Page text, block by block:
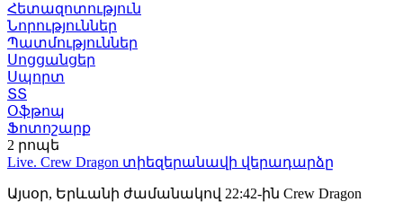
Հետազոտություն
Նորություններ
Պատմություններ
Սոցցանցեր
Սպորտ
ՏՏ
Օֆթոպ
Ֆոտոշարք
2 րոպե
Live. Crew Dragon տիեզերանավի վերադարձը
Այսօր, Երևանի ժամանակով 22:42-ին Crew Dragon